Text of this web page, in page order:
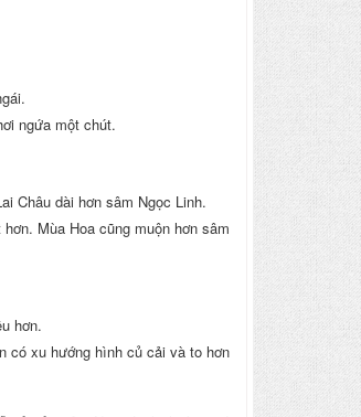
ngứa một chút.
Châu dài hơn sâm Ngọc Linh.
Mùa Hoa cũng muộn hơn sâm
hơn.
có xu hướng hình củ cải và to hơn